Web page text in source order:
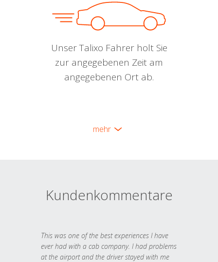
Unser Talixo Fahrer holt Sie
zur angegebenen Zeit am
angegebenen Ort ab.
mehr
Kundenkommentare
This was one of the best experiences I have
ever had with a cab company. I had problems
at the airport and the driver stayed with me